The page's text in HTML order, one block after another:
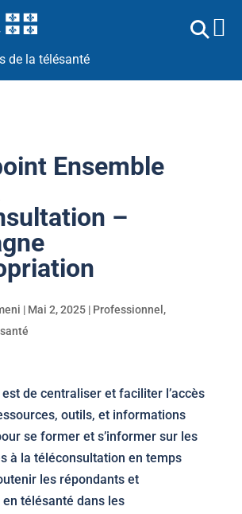
de la télésanté
Ensemble
–
| Mai 2, 2025| Professionnel ,
de centraliser et faciliter l’accès
outils, et informations
se former et s’informer sur les
à la téléconsultation en temps
les répondants et
télésanté dans les